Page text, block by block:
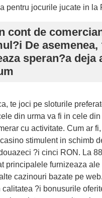
pentru jocurile jucate in la
cont de
De asemenea,
speran?a deja
te joci pe sloturile
din urma va fi in cele din
cu activitate. Cum ar
stimulent in schimb
?i cinci RON. La
principalele furnizeaza ale
cazinouri bazate pe
calitatea ?i bonusurile